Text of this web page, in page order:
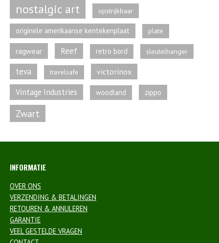
nostalgic art opstrijkbaar
originele amerikaanse kentekenplaat plate
ragwear Reef retro bord sleutelhanger
teva travelsafe victorinox
Vintage Industries woodland zippo
Zwart
INFORMATIE
OVER ONS
VERZENDING & BETALINGEN
RETOUREN & ANNULEREN
GARANTIE
VEEL GESTELDE VRAGEN